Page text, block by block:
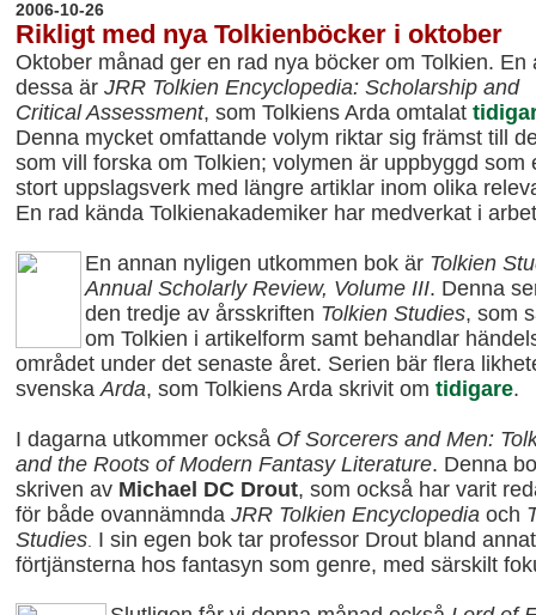
2006-10-26
Rikligt med nya Tolkienböcker i oktober
Oktober månad ger en rad nya böcker om Tolkien. En
dessa är JRR Tolkien Encyclopedia: Scholarship and
Critical Assessment, som Tolkiens Arda omtalat
Denna mycket omfattande volym riktar sig främst till
som vill forska om Tolkien; volymen är uppbyggd som
stort uppslagsverk med längre artiklar inom olika
En rad kända Tolkienakademiker har medverkat i
En annan nyligen utkommen bok är Tolkien
Annual Scholarly Review, Volume III. Denna
den tredje av årsskriften Tolkien Studies, som
om Tolkien i artikelform samt behandlar
området under det senaste året. Serien bär flera
svenskaArda, som Tolkiens Arda skrivit om tidigare.
I dagarna utkommer också Of Sorcerers and Men:
and the Roots of Modern Fantasy Literature. Denna
skriven av Michael DC Drout, som också har varit
för både ovannämnda JRR Tolkien Encyclopedia och
Studies. I sin egen bok tar professor Drout bland
förtjänsterna hos fantasyn som genre, med särskilt